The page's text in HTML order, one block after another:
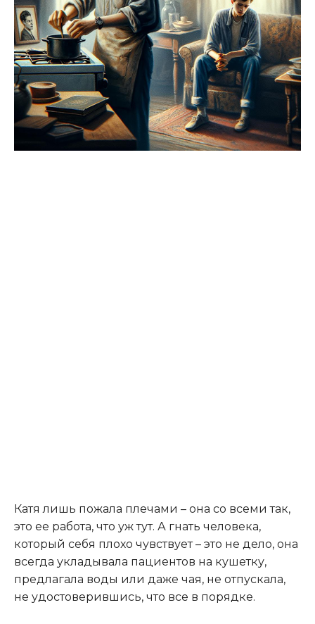
​Катя лишь пожала плечами – она со всеми так,
это ее работа, что уж тут. А гнать человека,
который себя плохо чувствует – это не дело, она
всегда укладывала пациентов на кушетку,
предлагала воды или даже чая, не отпускала,
не удостоверившись, что все в порядке.​